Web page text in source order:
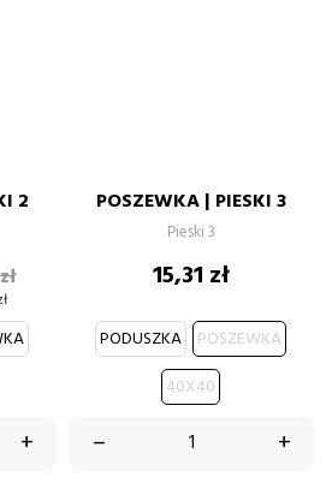
2
+
POSZEWKA | PIESKI 3
Pieski 3
Cena
15,31 zł
PODUSZKA
POSZEWKA
40X40
– +